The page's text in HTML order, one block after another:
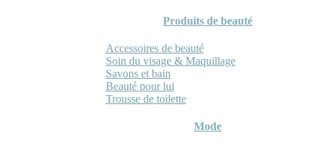
Produits de beauté
Accessoires de beauté
Soin du visage & Maquillage
Savons et bain
Beauté pour lui
Trousse de toilette
Mode